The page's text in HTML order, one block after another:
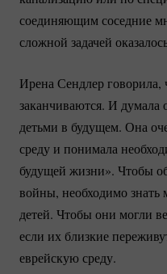
соединяющим соседние
сложной задачей
Ирена Сендлер говорила,
заканчиваются. И думала
детьми в будущем. Она
среду и понимала
будущей жизни». Чтобы
войны, необходимо знать
детей. Чтобы они могли
если их близкие
еврейскую среду.